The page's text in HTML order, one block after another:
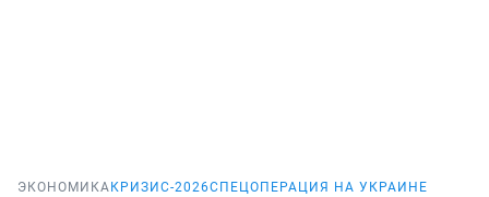
ЭКОНОМИКА КРИЗИС-2026СПЕЦОПЕРАЦИЯ НА УКРАИНЕ